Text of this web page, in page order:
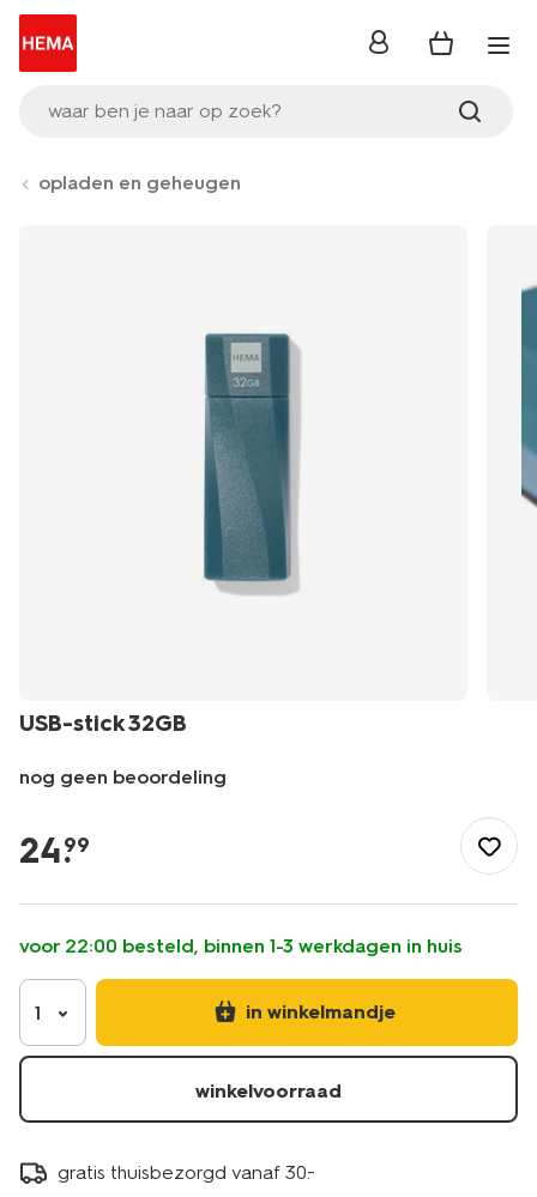
waar ben je naar op zoek?
inloggen
opladen en geheugen
USB-stick 32GB
nog geen beoordeling
kantoor/elektronica/opladen-
geheugen/usb-
32gb-
39500000.html
24.
99
voor 22:00 besteld, binnen 1-3 werkdagen in huis
1 in winkelmandje
winkelvoorraad
gratis thuisbezorgd vanaf 30.-